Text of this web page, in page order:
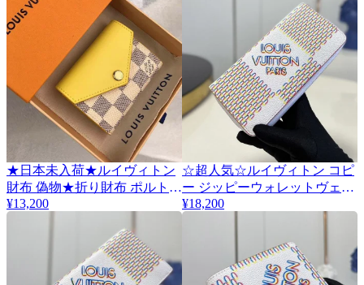
★日本未入荷★ルイヴィトン
財布 偽物★折り財布 ポルトフ
ォイユ・ゾエ ミニ財布
¥13,200
☆超人気☆ルイヴィトン コピ
ー ジッピーウォレットヴェル
ティカル 長財布 M81403
¥18,200